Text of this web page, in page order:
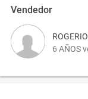
Vendedor
6 AÑOS